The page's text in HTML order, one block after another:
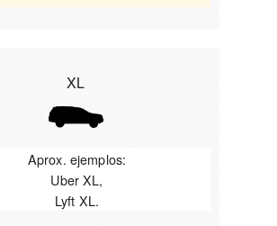
XL
Aprox. ejemplos:
Uber XL,
Lyft XL.